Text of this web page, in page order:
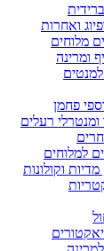
ואחרות
מלוחים
ומרינה
פחמן
ומנטרלי רעלים
למלוחים
וקולונות